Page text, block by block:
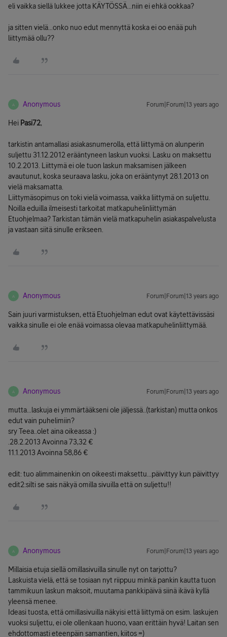
eli vaikka siellä lukkee jotta KÄYTÖSSÄ...niin ei ehkä ookkaa?
ja sitten vielä...onko nuo edut mennyttä koska ei oo enää puh
liittymää ollu??
A Anonymous Forum|Forum|13 years ago
Hei Pasi72,
tarkistin antamallasi asiakasnumerolla, että liittymä on alunperin
suljettu 31.12.2012 erääntyneen laskun vuoksi. Lasku on maksettu
10.2.2013. Liittymä ei ole tuon laskun maksamisen jälkeen
avautunut, koska seuraava lasku, joka on erääntynyt 28.1.2013 on
vielä maksamatta.
Liittymäsopimus on toki vielä voimassa, vaikka liittymä on suljettu.
Noilla eduilla ilmeisesti tarkoitat matkapuhelinliittymän
Etuohjelmaa? Tarkistan tämän vielä matkapuhelin asiakaspalvelusta
ja vastaan siitä sinulle erikseen.
A Anonymous Forum|Forum|13 years ago
Sain juuri varmistuksen, että Etuohjelman edut ovat käytettävissäsi
vaikka sinulle ei ole enää voimassa olevaa matkapuhelinliittymää.
A Anonymous Forum|Forum|13 years ago
mutta...laskuja ei ymmärtääkseni ole jäljessä..(tarkistan) mutta onkos
edut vain puhelimiin?
sry Teea..olet aina oikeassa :)
.28.2.2013 Avoinna 73,32 €
11.1.2013 Avoinna 58,86 €
edit: tuo alimmainenkin on oikeesti maksettu...päivittyy kun päivittyy
edit2:silti se sais näkyä omilla sivuilla että on suljettu!!
A Anonymous Forum|Forum|13 years ago
Millaisia etuja siellä omillasivuilla sinulle nyt on tarjottu?
Laskuista vielä, että se tosiaan nyt riippuu minkä pankin kautta tuon
tammikuun laskun maksoit, muutama pankkipäivä siinä ikävä kyllä
yleensä menee.
Ideasi tuosta, että omillasivuilla näkyisi että liittymä on esim. laskujen
vuoksi suljettu, ei ole ollenkaan huono, vaan erittäin hyvä! Laitan sen
ehdottomasti eteenpäin samantien, kiitos =)